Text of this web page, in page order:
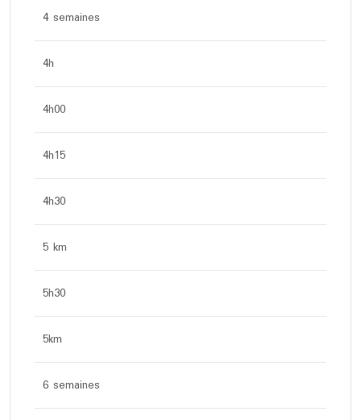
4 semaines
4h
4h00
4h15
4h30
5 km
5h30
5km
6 semaines